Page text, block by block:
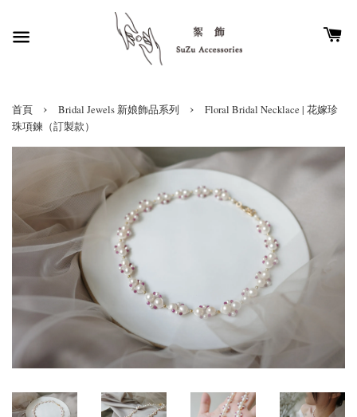
首頁 › Bridal Jewels 新娘飾品系列 ›
Floral Bridal Necklace | 花嫁珍
珠項鍊（訂製款）